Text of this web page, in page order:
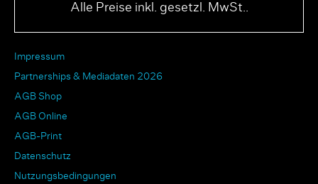
Alle Preise inkl. gesetzl. MwSt..
Impressum
Partnerships & Mediadaten 2026
AGB Shop
AGB Online
AGB-Print
Datenschutz
Nutzungsbedingungen